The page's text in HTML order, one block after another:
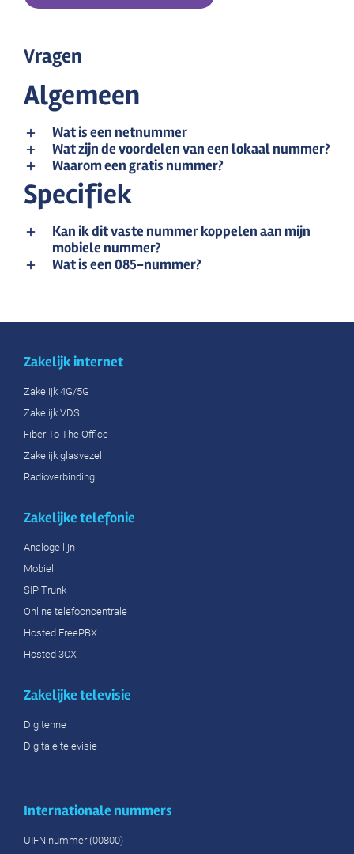
Vragen
Algemeen
Wat is een netnummer
Wat zijn de voordelen van een lokaal nummer?
Waarom een gratis nummer?
Specifiek
Kan ik dit vaste nummer koppelen aan mijn
mobiele nummer?
Wat is een 085-nummer?
Zakelijk internet
Zakelijk 4G/5G
Zakelijk VDSL
Fiber To The Office
Zakelijk glasvezel
Radioverbinding
Zakelijke telefonie
Analoge lijn
Mobiel
SIP Trunk
Online telefooncentrale
Hosted FreePBX
Hosted 3CX
Zakelijke televisie
Digitenne
Digitale televisie
Internationale nummers
UIFN nummer (00800)